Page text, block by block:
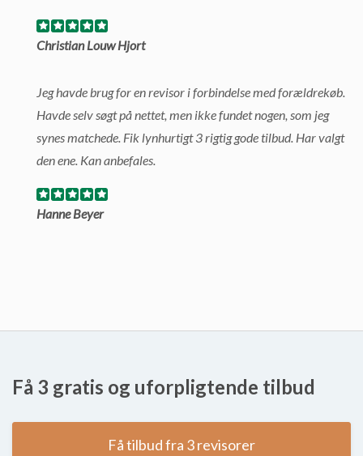
Christian Louw Hjort
Jeg havde brug for en revisor i forbindelse med forældrekøb.
Havde selv søgt på nettet, men ikke fundet nogen, som jeg
synes matchede. Fik lynhurtigt 3 rigtig gode tilbud. Har valgt
den ene. Kan anbefales.
Hanne Beyer
Få 3 gratis og uforpligtende tilbud
Få tilbud fra 3 revisorer